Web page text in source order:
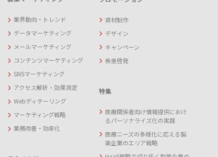
業界動向・トレンド
データマーケティング
メールマーケティング
コンテンツマーケティング
SNSマーケティング
アクセス解析・効果測定
Webディテーリング
マーケティング戦略
業務改善・効率化
資材制作
デザイン
キャンペーン
疾患啓発
特集
医療関係者向け情報提供におけ
るパーソナライズ化の実践
医療ニーズの多様化に応える製
薬企業のエリア戦略